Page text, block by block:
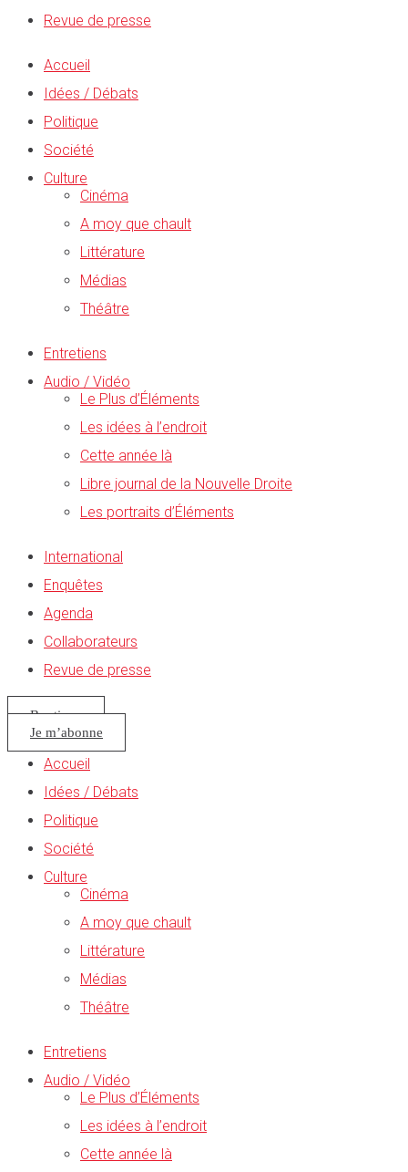
Revue de presse
Accueil
Idées / Débats
Politique
Société
Culture
Cinéma
A moy que chault
Littérature
Médias
Théâtre
Entretiens
Audio / Vidéo
Le Plus d’Éléments
Les idées à l’endroit
Cette année là
Libre journal de la Nouvelle Droite
Les portraits d’Éléments
International
Enquêtes
Agenda
Collaborateurs
Revue de presse
Boutique
Je m’abonne
Accueil
Idées / Débats
Politique
Société
Culture
Cinéma
A moy que chault
Littérature
Médias
Théâtre
Entretiens
Audio / Vidéo
Le Plus d’Éléments
Les idées à l’endroit
Cette année là